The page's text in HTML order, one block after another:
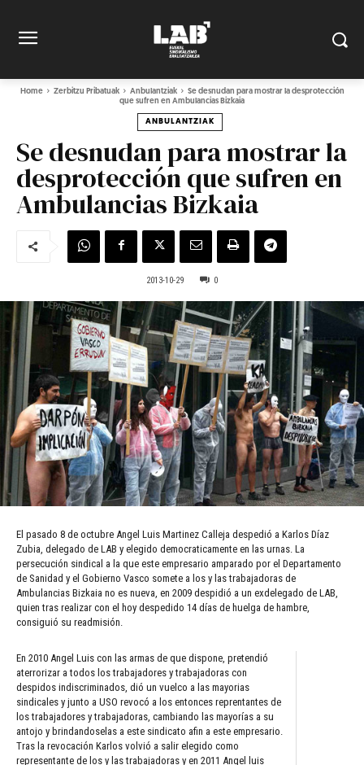
Home Zerbitzu Pribatuak Anbulantziak
Se desnudan para mostrar la desprotección
que sufren en Ambulancias Bizkaia
ANBULANTZIAK
Se desnudan para mostrar la
desprotección que sufren en
Ambulancias Bizkaia
2013-10-29 0
El pasado 8 de octubre Angel Luis Martinez Calleja despedió a Karlos Díaz
Zubia, delegado de LAB y elegido democraticamente en las urnas. La
persecución sindical a la que este empresario amparado por el Departamento
de Sanidad y el Gobierno Vasco somete a los y las trabajadoras de
Ambulancias Bizkaia no es nueva, en 2009 despidió a un exdelegado de LAB,
quien tras realizar con el hoy despedido 14 días de huelga de hambre,
consiguió su readmisión.
En 2010 Angel Luis con las armas de que dispone, pretendió
aterrorizar a todos los trabajadores y trabajadoras con
despidos indiscriminados, dió un vuelco a las mayorias
sindicales y junto a USO revocó a los entonces reprentantes de
los trabajadores y trabajadoras, cambiando las mayorías a su
antojo y brindandoselas a este sindicato afin a este empresario.
Tras la revocación Karlos volvió a salir elegido como
representante de los y las trabajadoras y en 2011 Angel luis